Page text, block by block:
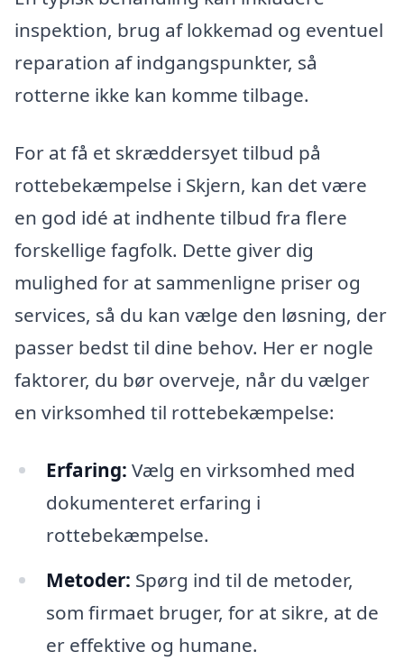
inspektion, brug af lokkemad og eventuel
reparation af indgangspunkter, så
rotterne ikke kan komme tilbage.
For at få et skræddersyet tilbud på
rottebekæmpelse i Skjern, kan det være
en god idé at indhente tilbud fra flere
forskellige fagfolk. Dette giver dig
mulighed for at sammenligne priser og
services, så du kan vælge den løsning, der
passer bedst til dine behov. Her er nogle
faktorer, du bør overveje, når du vælger
en virksomhed til rottebekæmpelse:
Erfaring: Vælg en virksomhed med
dokumenteret erfaring i
rottebekæmpelse.
Metoder: Spørg ind til de metoder,
som firmaet bruger, for at sikre, at de
er effektive og humane.